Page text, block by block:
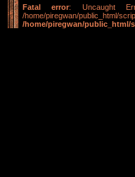
Fatal error: Uncaught
/home/piregwan/
/home/piregwan/public_html/